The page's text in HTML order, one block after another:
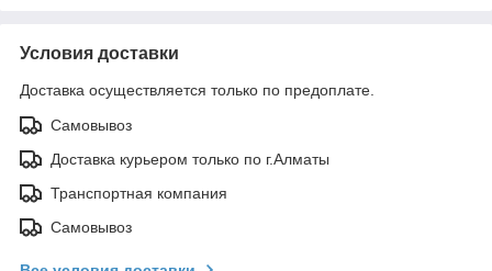
Условия доставки
Доставка осуществляется только по предоплате.
Самовывоз
Доставка курьером только по г.Алматы
Транспортная компания
Самовывоз